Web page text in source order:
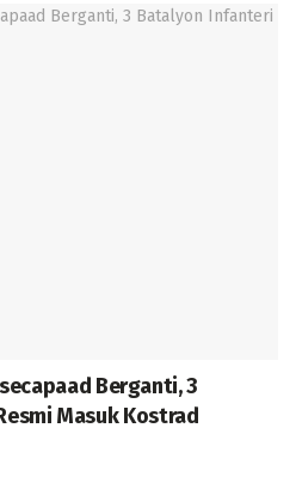
Berganti, 3
Masuk Kostrad